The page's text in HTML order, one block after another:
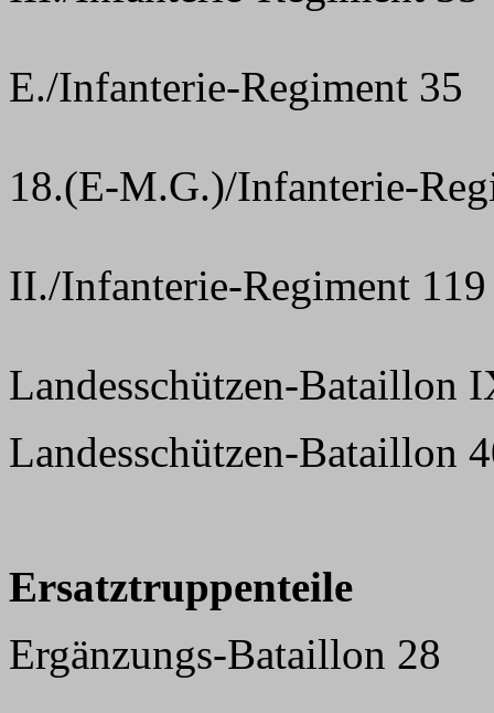
E./Infanterie-Regiment 35
18.(E-M.G.)/Infanterie-
II./Infanterie-Regiment 119
Landesschützen-Bataillon
Landesschützen-Bataillon
Ersatztruppenteile
Ergänzungs-Bataillon 28